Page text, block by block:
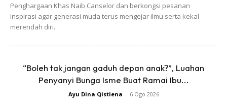
Penghargaan Khas Naib Canselor dan berkongsi pesanan
inspirasi agar generasi muda terus mengejar ilmu serta kekal
merendah diri.
“Boleh tak jangan gaduh depan anak?”, Luahan
Penyanyi Bunga Isme Buat Ramai Ibu...
Ayu Dina Qistiena - 6 Ogo 2026